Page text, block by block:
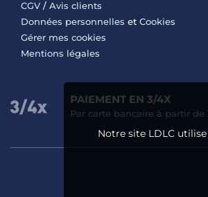
CGV / Avis clients
Données personnelles et Cookies
Gérer mes cookies
Mentions légales
PAIEMENT EN 3/4X
Par carte bancaire à partir de
Notre site LDLC